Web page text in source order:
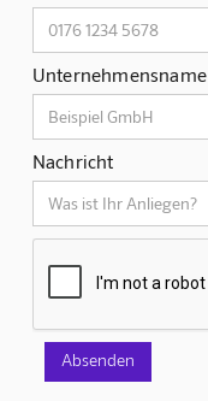
Unternehmensname
Nachricht